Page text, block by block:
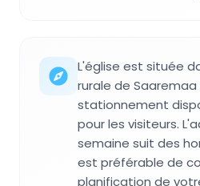
L'église est située
rurale de Saaremaa
stationnement
pour les visiteurs.
semaine suit des
est préférable de
planification de